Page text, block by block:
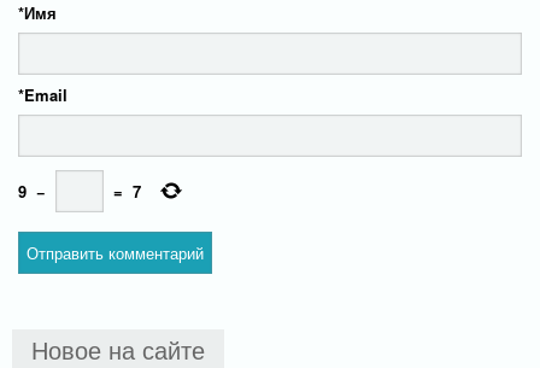
Имя
*
Email
*
9 − = 7
Новое на сайте